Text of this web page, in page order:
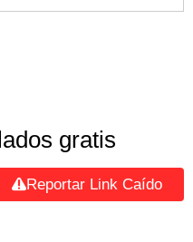
gratis
Reportar Link Caído